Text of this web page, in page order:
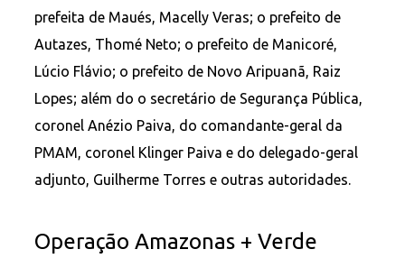
prefeita de Maués, Macelly Veras; o prefeito de
Autazes, Thomé Neto; o prefeito de Manicoré,
Lúcio Flávio; o prefeito de Novo Aripuanã, Raiz
Lopes; além do o secretário de Segurança Pública,
coronel Anézio Paiva, do comandante-geral da
PMAM, coronel Klinger Paiva e do delegado-geral
adjunto, Guilherme Torres e outras autoridades.
Operação Amazonas + Verde